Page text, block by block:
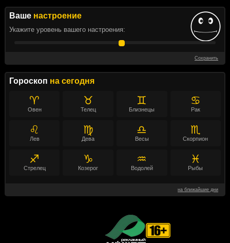
Ваше настроение
Укажите уровень вашего настроения:
Сохранить
Гороскоп на сегодня
♈
Овен
♉
Телец
♊
Близнецы
♋
Рак
♌
Лев
♍
Дева
♎
Весы
♏
Скорпион
♐
Стрелец
♑
Козерог
♒
Водолей
♓
Рыбы
на ближайшие дни